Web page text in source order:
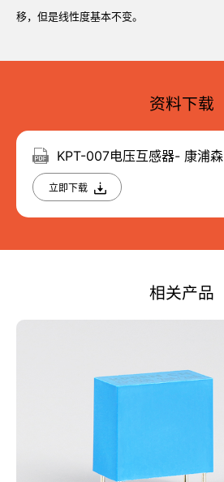
移，但是线性度基本不变。
资料下载
KPT-007电压互感器- 康浦森
立即下载
相关产品